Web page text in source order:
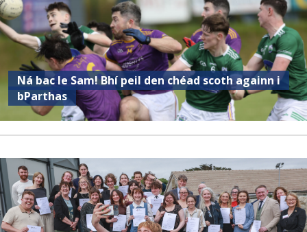
Ná bac le Sam! Bhí peil den chéad scoth againn i
bParthas